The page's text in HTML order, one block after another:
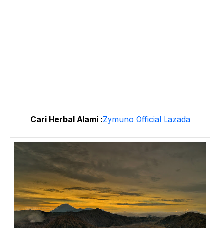
Cari Herbal Alami :Zymuno Official Lazada